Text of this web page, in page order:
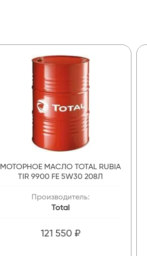
МОТОРНОЕ МАСЛО TOTAL RUBIA
TIR 9900 FE 5W30 208Л
Производитель:
Total
121 550 ₽